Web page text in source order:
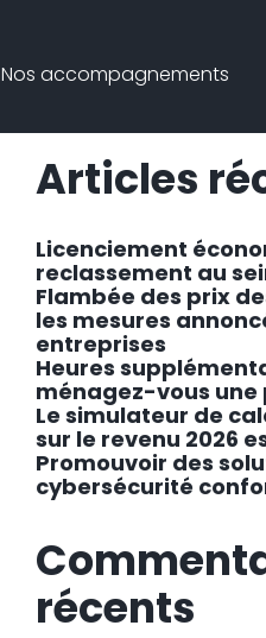
Nos accompagnements
Blog
sidebar
Articles
Licenciement
reclassement au
Flambée des prix
les mesures
entreprises
Heures
ménagez-vous une
Le simulateur de
sur le revenu 2026
Promouvoir des
cybersécurité
récents